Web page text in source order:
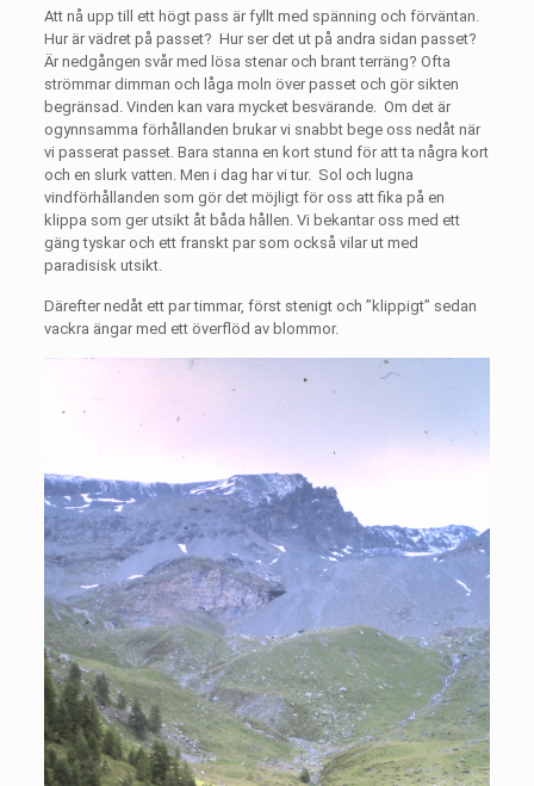
Att nå upp till ett högt pass är fyllt med spänning och förväntan.
Hur är vädret på passet? Hur ser det ut på andra sidan passet?
Är nedgången svår med lösa stenar och brant terräng? Ofta
strömmar dimman och låga moln över passet och gör sikten
begränsad. Vinden kan vara mycket besvärande. Om det är
ogynnsamma förhållanden brukar vi snabbt bege oss nedåt när
vi passerat passet. Bara stanna en kort stund för att ta några kort
och en slurk vatten. Men i dag har vi tur. Sol och lugna
vindförhållanden som gör det möjligt för oss att fika på en
klippa som ger utsikt åt båda hållen. Vi bekantar oss med ett
gäng tyskar och ett franskt par som också vilar ut med
paradisisk utsikt.
Därefter nedåt ett par timmar, först stenigt och ”klippigt” sedan
vackra ängar med ett överflöd av blommor.